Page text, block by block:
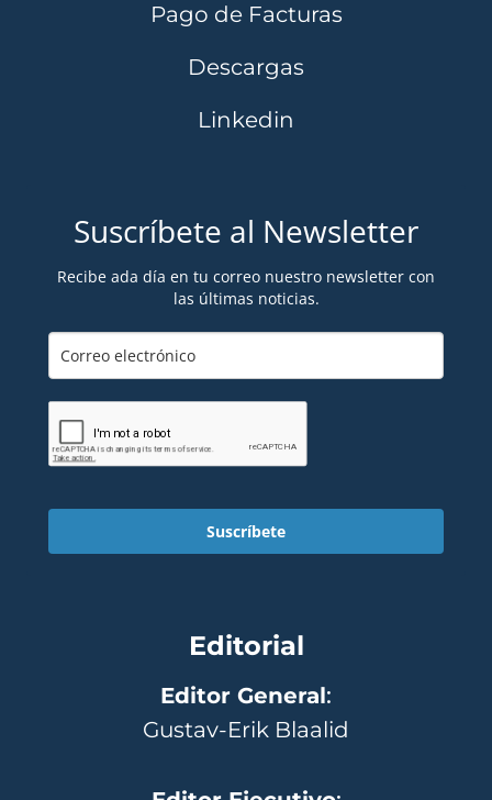
Pago de Facturas
Descargas
Linkedin
Suscríbete al Newsletter
Recibe ada día en tu correo nuestro newsletter con
las últimas noticias.
Suscríbete
Editorial
Editor General:
Gustav-Erik Blaalid